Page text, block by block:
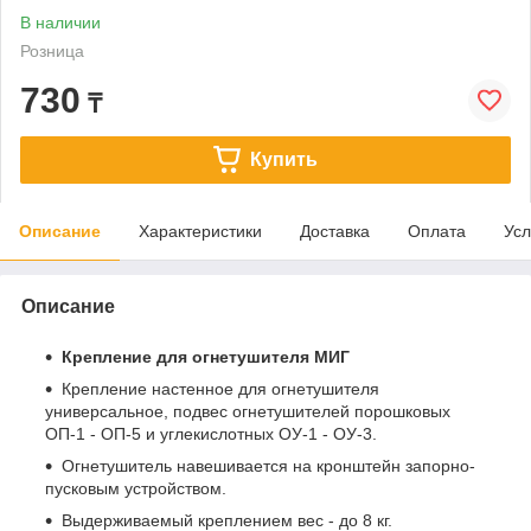
В наличии
Розница
730 ₸
Купить
Описание Характеристики Доставка Оплата
Описание
Крепление для огнетушителя МИГ
Крепление настенное для огнетушителя
универсальное, подвес огнетушителей порошковых
ОП-1 - ОП-5 и углекислотных ОУ-1 - ОУ-3.
Огнетушитель навешивается на кронштейн запорно-
пусковым устройством.
Выдерживаемый креплением вес - до 8 кг.